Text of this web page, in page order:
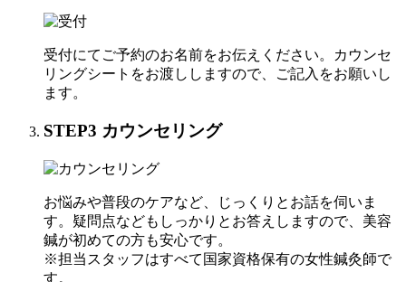
受付にてご予約のお名前をお伝えください。カウンセ
リングシートをお渡ししますので、ご記入をお願いし
ます。
STEP3 カウンセリング
お悩みや普段のケアなど、じっくりとお話を伺いま
す。疑問点などもしっかりとお答えしますので、美容
鍼が初めての方も安心です。
※担当スタッフはすべて国家資格保有の女性鍼灸師で
す。